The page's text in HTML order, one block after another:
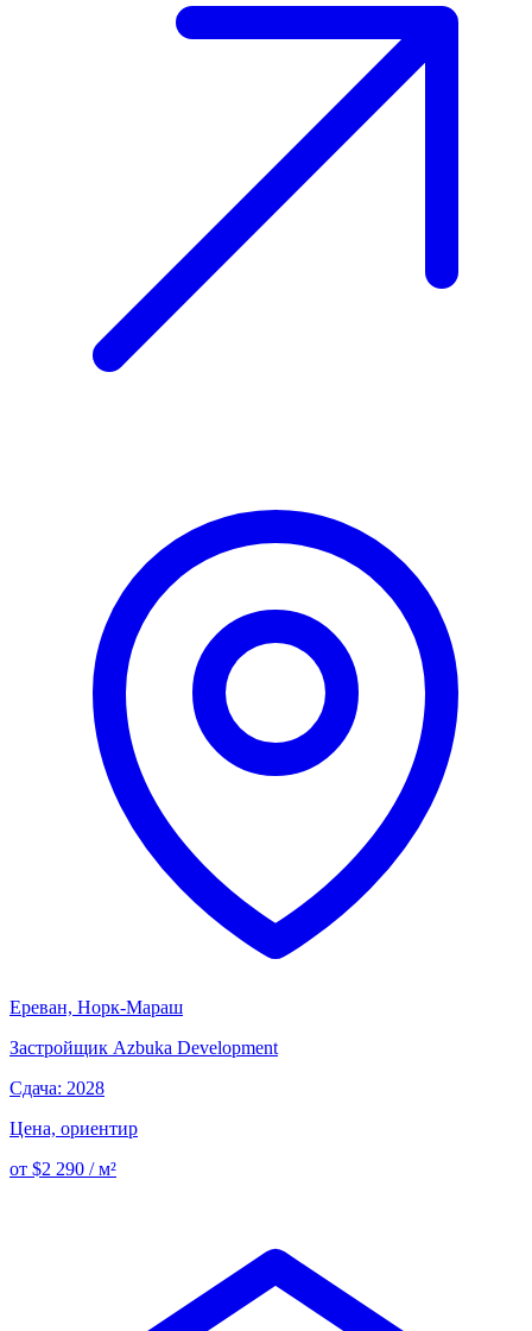
Ереван, Норк-Мараш
Застройщик Azbuka Development
Сдача: 2028
Цена, ориентир
от $2 290 / м²